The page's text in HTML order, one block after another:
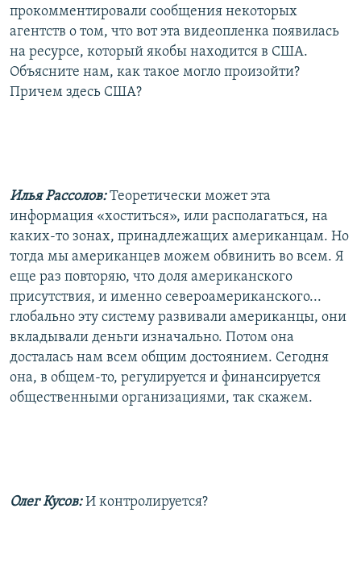
прокомментировали сообщения некоторых
агентств о том, что вот эта видеопленка появилась
на ресурсе, который якобы находится в США.
Объясните нам, как такое могло произойти?
Причем здесь США?
Илья Рассолов:Теоретически может эта
информация «хоститься», или располагаться, на
каких-то зонах, принадлежащих американцам. Но
тогда мы американцев можем обвинить во всем. Я
еще раз повторяю, что доля американского
присутствия, и именно североамериканского...
глобально эту систему развивали американцы, они
вкладывали деньги изначально. Потом она
досталась нам всем общим достоянием. Сегодня
она, в общем-то, регулируется и финансируется
общественными организациями, так скажем.
Олег Кусов:И контролируется?